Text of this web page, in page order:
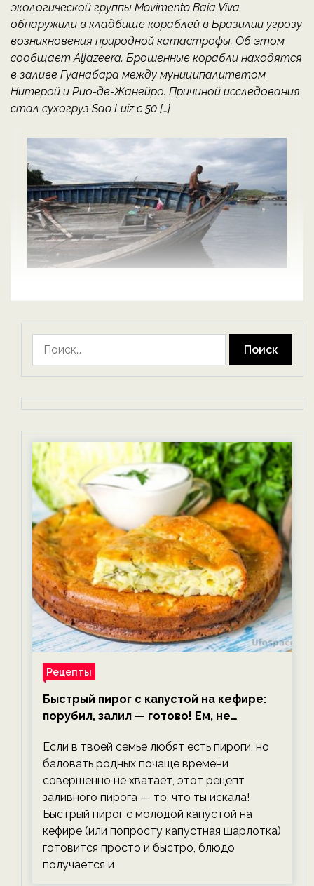
экологической группы Movimento Baia Viva
обнаружили в кладбище кораблей в Бразилии угрозу
возникновения природной катастрофы. Об этом
сообщает Aljazeera. Брошенные корабли находятся
в заливе Гуанабара между муниципалитетом
Нитерой и Рио-де-Жанейро. Причиной исследования
стал сухогруз Sao Luiz с 50 […]
Рецепты
Быстрый пирог с капустой на кефире:
порубил, залил — готово! Ем, не
Если в твоей семье любят есть пироги, но
баловать родных почаще времени
совершенно не хватает, этот рецепт
заливного пирога — то, что ты искала!
Быстрый пирог с молодой капустой на
кефире (или попросту капустная шарлотка)
готовится просто и быстро, блюдо
получается и